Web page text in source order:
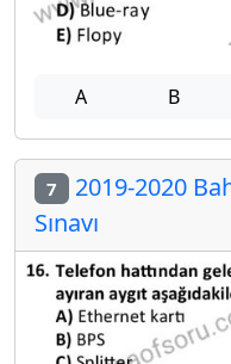
A B
7 2019-2020
Sınavı